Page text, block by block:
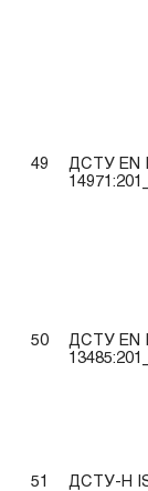
49
ДСТУ EN
14971:201_
50
ДСТУ EN
13485:201_
51
ДСТУ-Н